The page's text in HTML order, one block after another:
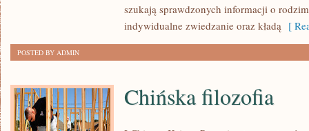
szukają sprawdzonych informacji o
indywidualne zwiedzanie oraz kładą [
POSTED BY ADMIN
Chińska filozofia